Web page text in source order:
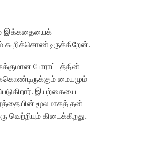
இக்கதையைக்
கூறிக்கொண்டிருக்கிறேன்.
போராட்டத்தின்
மையமும்
இயற்கையை
மூலமாகத் தன்
கிடைக்கிறது.